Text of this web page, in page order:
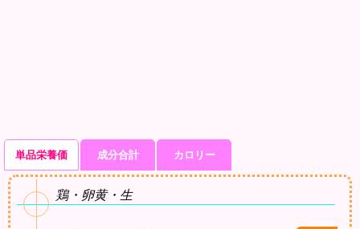
単品栄養価 成分合計 カロリー
鶏・卵黄・生